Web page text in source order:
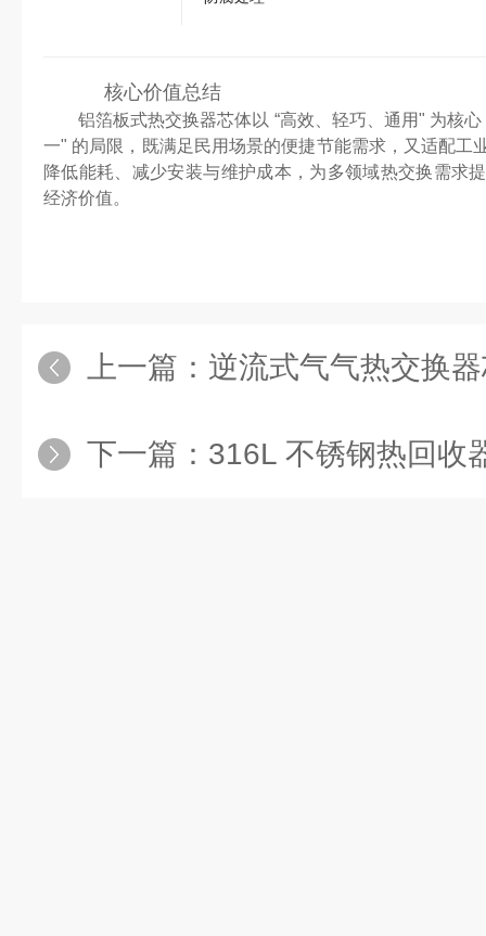
核心价值总结
铝箔板式热交换器芯体以 “高效、轻巧、通用" 为核
一" 的局限，既满足民用场景的便捷节能需求，又适配工
降低能耗、减少安装与维护成本，为多领域热交换需求
经济价值。
上一篇： 逆流式气气热交换器芯体
下一篇： 316L 不锈钢热回收器换热芯体